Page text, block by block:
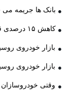
بانک ها جریمه می
کاهش ۱۵ درصدی قیمت روغن
بازار خودروی
بازار خودروی
وقتی خودروسازان